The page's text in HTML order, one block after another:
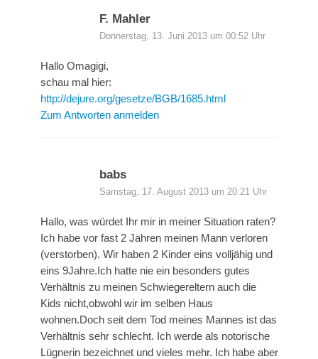
F. Mahler
Donnerstag, 13. Juni 2013 um 00:52 Uhr
Hallo Omagigi,
schau mal hier:
http://dejure.org/gesetze/BGB/1685.html
Zum Antworten anmelden
babs
Samstag, 17. August 2013 um 20:21 Uhr
Hallo, was würdet Ihr mir in meiner Situation raten?
Ich habe vor fast 2 Jahren meinen Mann verloren
(verstorben). Wir haben 2 Kinder eins volljähig und
eins 9Jahre.Ich hatte nie ein besonders gutes
Verhältnis zu meinen Schwiegereltern auch die
Kids nicht,obwohl wir im selben Haus
wohnen.Doch seit dem Tod meines Mannes ist das
Verhältnis sehr schlecht. Ich werde als notorische
Lügnerin bezeichnet und vieles mehr. Ich habe aber